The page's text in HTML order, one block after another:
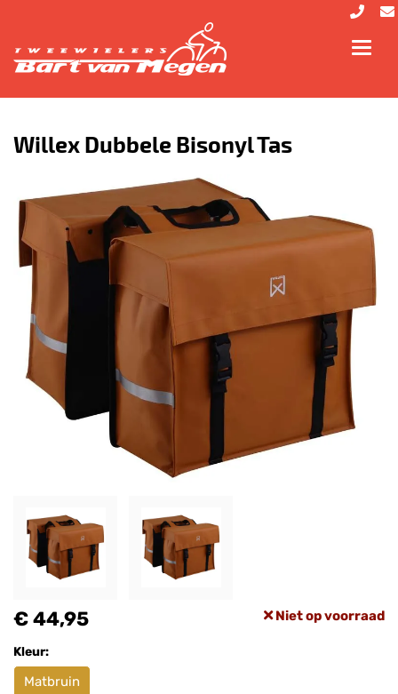
Willex Dubbele Bisonyl Tas
€ 44,95 Niet op voorraad
Kleur:
Matbruin